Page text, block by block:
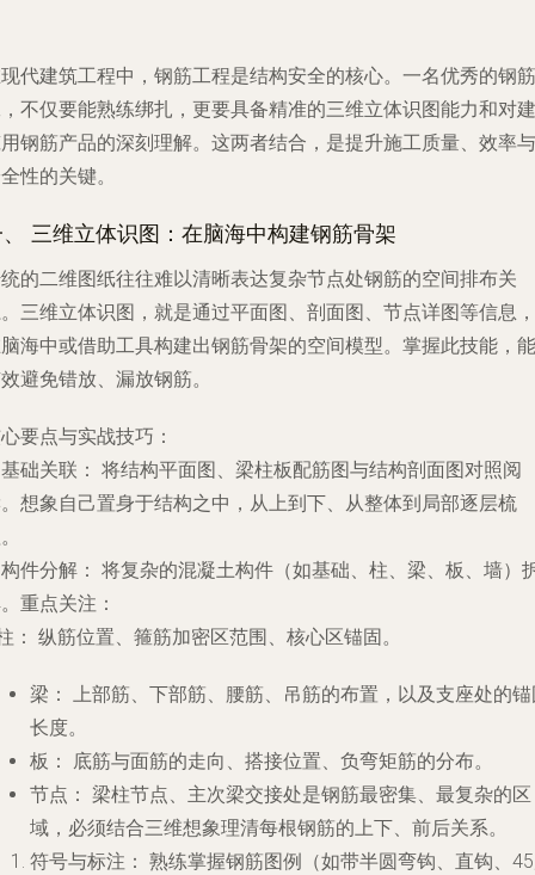
代建筑工程中，钢筋工程是结构安全的核心。一名优秀的钢筋
不仅要能熟练绑扎，更要具备精准的三维立体识图能力和对建
钢筋产品的深刻理解。这两者结合，是提升施工质量、效率与
性的关键。
三维立体识图：在脑海中构建钢筋骨架
的二维图纸往往难以清晰表达复杂节点处钢筋的空间排布关
三维立体识图，就是通过平面图、剖面图、节点详图等信息，
海中或借助工具构建出钢筋骨架的空间模型。掌握此技能，能
避免错放、漏放钢筋。
要点与实战技巧：
基础关联： 将结构平面图、梁柱板配筋图与结构剖面图对照阅
想象自己置身于结构之中，从上到下、从整体到局部逐层梳
构件分解： 将复杂的混凝土构件（如基础、柱、梁、板、墙）
重点关注：
： 纵筋位置、箍筋加密区范围、核心区锚固。
梁： 上部筋、下部筋、腰筋、吊筋的布置，以及支座处的
长度。
板：
底筋与面筋的走向、搭接位置、负弯矩筋的分布。
节点： 梁柱节点、主次梁交接处是钢筋最密集、最复杂的区
域，必须结合三维想象理清每根钢筋的上下、前后关系。
符号与标注： 熟练掌握钢筋图例（如带半圆弯钩、直钩、